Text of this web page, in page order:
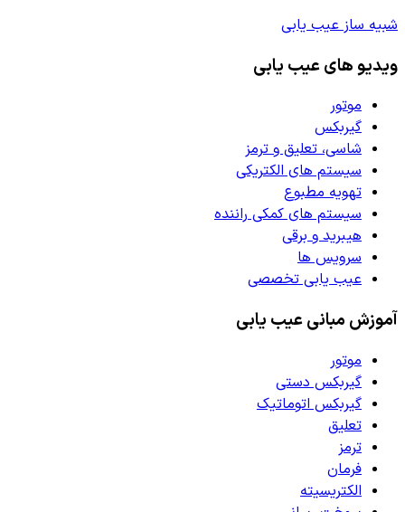
شبیه ساز عیب یابی
ویدیو های عیب یابی
موتور
گیربکس
شاسی، تعلیق و ترمز
سیستم های الکتریکی
تهویه مطبوع
سیستم های کمکی راننده
هیبرید و برقی
سرویس ها
عیب یابی تخصصی
آموزش مبانی عیب یابی
موتور
گیربکس دستی
گیربکس اتوماتیک
تعلیق
ترمز
فرمان
الکتریسیته